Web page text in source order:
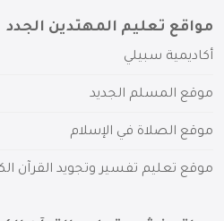
مواقع تعليم المهتدين الجدد
أكاديمية سبيلي
موقع المسلم الجديد
موقع الصلاة في الإسلام
موقع تعليم تفسير وتجويد القرآن